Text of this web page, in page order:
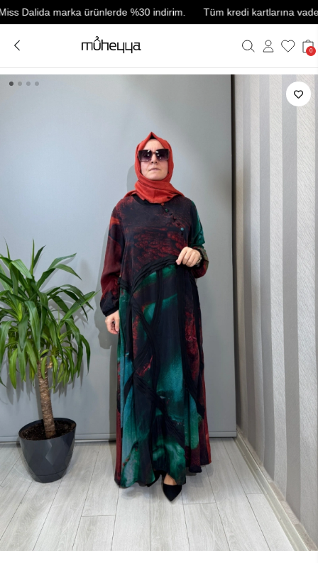
marka ürünlerde %30 indirim. Tüm kredi kartlarına vade
0